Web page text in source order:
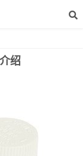
绍